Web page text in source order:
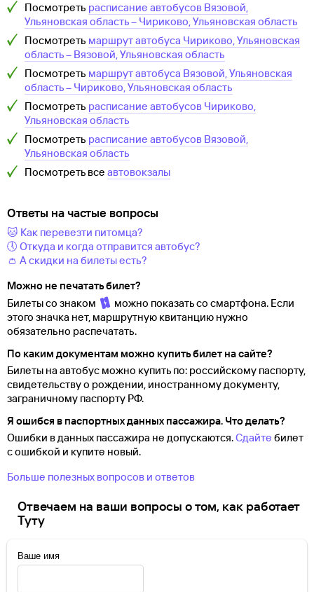
Посмотреть расписание автобусов Вязовой,
Ульяновская область– Чириково, Ульяновская область
Посмотреть маршрут автобуса Чириково, Ульяновская
область– Вязовой, Ульяновская область
Посмотреть маршрут автобуса Вязовой, Ульяновская
область– Чириково, Ульяновская область
Посмотреть расписание автобусов Чириково,
Ульяновская область
Посмотреть расписание автобусов Вязовой,
Ульяновская область
Посмотреть все автовокзалы
Ответы на частые вопросы
🐱 Как перевезти питомца?
🕔 Откуда и когда отправится автобус?
👛 А скидки на билеты есть?
Можно не печатать билет?
Билеты со знаком
можно показать со смартфона. Если
этого значка нет, маршрутную квитанцию нужно
обязательно распечатать.
По каким документам можно купить билет на сайте?
Билеты на автобус можно купить по: российскому паспорту,
свидетельству о рождении, иностранному документу,
заграничному паспорту РФ.
Я ошибся в паспортных данных пассажира. Что делать?
Ошибки в данных пассажира не допускаются.Сдайте билет
с ошибкой и купите новый.
Больше полезных вопросов и ответов
Отвечаем на ваши вопросы о том, как работает
Туту
Ваше имя